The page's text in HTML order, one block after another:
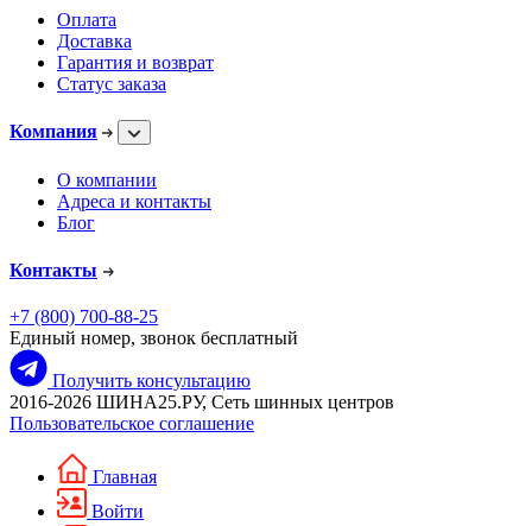
Оплата
Доставка
Гарантия и возврат
Статус заказа
Компания
О компании
Адреса и контакты
Блог
Контакты
+7 (800) 700-88-25
Единый номер, звонок бесплатный
Получить консультацию
2016-2026 ШИНА25.РУ, Сеть шинных центров
Пользовательское соглашение
Главная
Войти